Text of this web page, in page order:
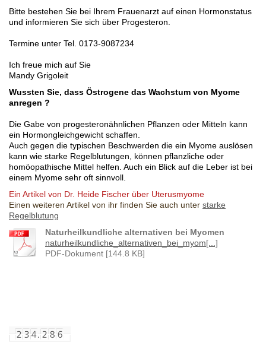
Bitte bestehen Sie bei Ihrem Frauenarzt auf einen Hormonstatus
und informieren Sie sich über Progesteron.
Termine unter Tel. 0173-9087234
Ich freue mich auf Sie
Mandy Grigoleit
Wussten Sie, dass Östrogene das Wachstum von Myome
anregen ?
Die Gabe von progesteronähnlichen Pflanzen oder Mitteln kann
ein Hormongleichgewicht schaffen.
Auch gegen die typischen Beschwerden die ein Myome auslösen
kann wie starke Regelblutungen, können pflanzliche oder
homöopathische Mittel helfen. Auch ein Blick auf die Leber ist bei
einem Myome sehr oft sinnvoll.
Ein Artikel von Dr. Heide Fischer über Uterusmyome
Einen weiteren Artikel von ihr finden Sie auch unter starke
Regelblutung
Naturheilkundliche alternativen bei Myomen
naturheilkundliche_alternativen_bei_myom[...]
PDF-Dokument [144.8 KB]